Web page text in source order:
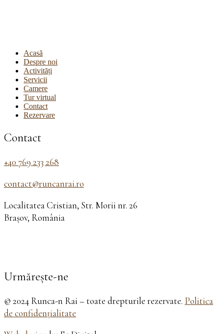
Acasă
Despre noi
Activități
Servicii
Camere
Tur virtual
Contact
Rezervare
Contact
+40 769 233 268
contact@runcanrai.ro
Localitatea Cristian, Str. Morii nr. 26
Brașov, România
Urmărește-ne
© 2024 Runca-n Rai – toate drepturile rezervate. Politica
de confidențialitate